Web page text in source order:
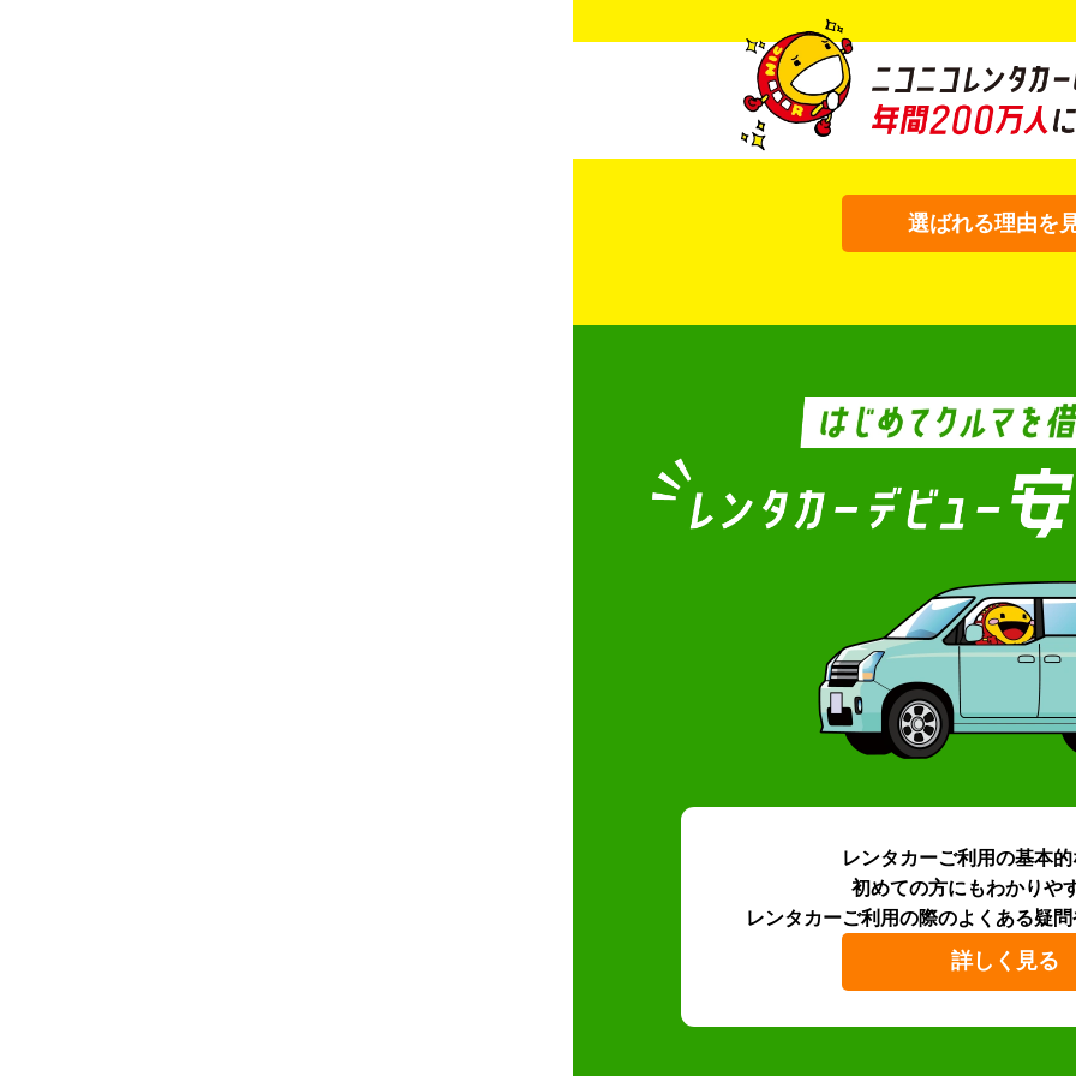
選ばれる理由を
レンタカーご利用の基本
初めての方にもわかりや
レンタカーご利用の際のよくある疑問
詳しく見る